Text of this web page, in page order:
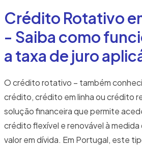
Crédito Rotativo
- Saiba como
a taxa de juro
O crédito rotativo – também
crédito, crédito em linha ou crédito
solução financeira que permite
crédito flexível e renovável à
valor em dívida. Em Portugal, este